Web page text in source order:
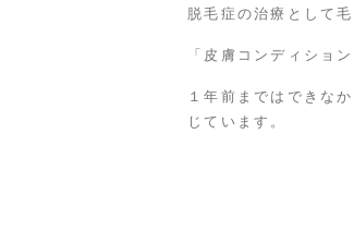
脱毛症の治療として
「皮膚コンディショ
１年前まではできな
じています。